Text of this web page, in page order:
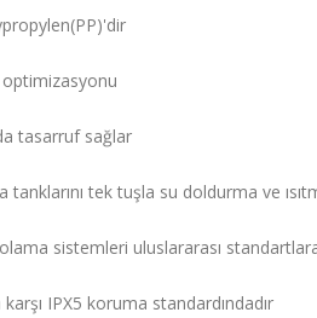
tasarruf sağlar
tek tuşla su doldurma ve
sistemleri uluslararası
IPX5 koruma standardındadır